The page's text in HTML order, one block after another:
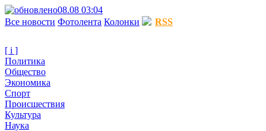
08.08 03:04
Все новости Фотолента Колонки RSS
[ i ]
Политика
Общество
Экономика
Спорт
Происшествия
Культура
Наука